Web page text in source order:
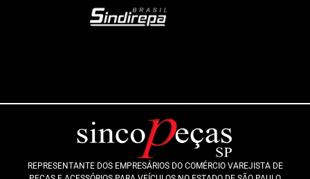
REPRESENTANTE DOS EMPRESÁRIOS DO COMÉRCIO VAREJISTA DE